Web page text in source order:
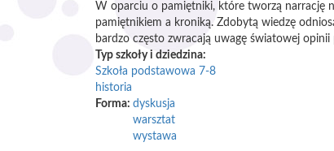
W oparciu o pamiętniki, które tworzą narrację
pamiętnikiem a kroniką. Zdobytą wiedzę
bardzo często zwracają uwagę światowej
Typ szkoły i dziedzina:
Szkoła podstawowa 7-8
historia
Forma: dyskusja
warsztat
wystawa